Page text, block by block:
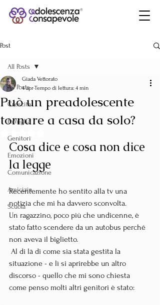
Post
All Posts
Crescita
Famiglia
Genitori
Emozioni
Comunicazione
Amicizia
Scuola
All Posts
Può un preadolescente
tornare a casa da solo?
Giada Vettorato
4 aprTempo di lettura: 4 min
Cosa dice e cosa non dice
la legge
Recentemente ho sentito alla tv una
notizia che mi ha davvero sconvolta.
Un ragazzino, poco più che undicenne, è
stato fatto scendere da un autobus perché
non aveva il biglietto.
situazione - e lì si aprirebbe un altro
discorso - quello che mi sono chiesta
come penso molti altri genitori è stato: